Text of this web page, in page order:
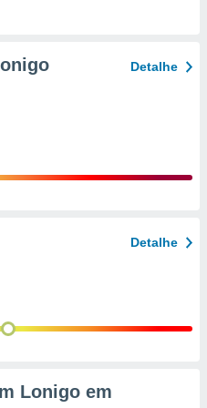
Detalhe
Detalhe
Lonigo em